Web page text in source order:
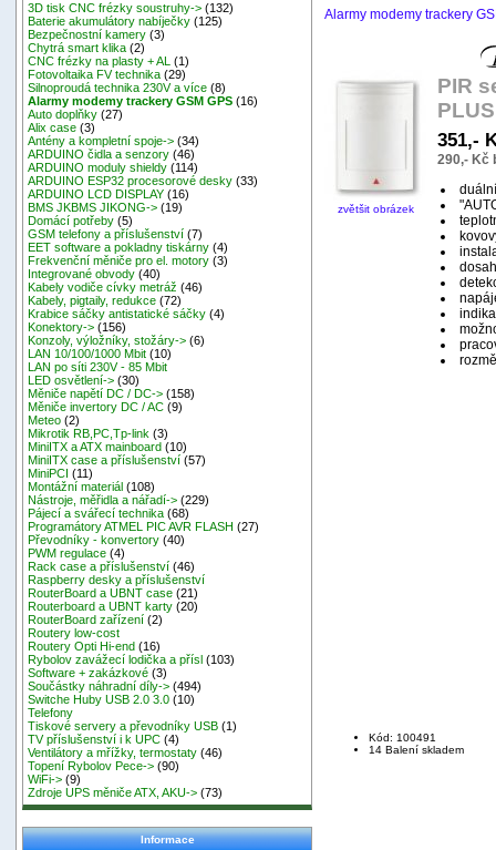
3D tisk CNC frézky soustruhy-> (132)
Baterie akumulátory nabíječky (125)
Bezpečnostní kamery (3)
Chytrá smart klika (2)
CNC frézky na plasty + AL
(1)
Fotovoltaika FV technika (29)
Silnoproudá technika 230V a více (8)
Alarmy modemy trackery GSM GPS (16)
Auto doplňky (27)
Alix case (3)
Antény a kompletní spoje-> (34)
ARDUINO čidla a senzory (46)
ARDUINO moduly shieldy (114)
ARDUINO ESP32 procesorové desky (33)
ARDUINO LCD DISPLAY (16)
BMS JKBMS JIKONG-> (19)
Domácí potřeby (5)
GSM telefony a příslušenství (7)
EET software a pokladny tiskárny (4)
Frekvenční měniče pro el. motory (3)
Integrované obvody (40)
Kabely vodiče cívky metráž (46)
Kabely, pigtaily, redukce (72)
Krabice sáčky antistatické sáčky (4)
Konektory-> (156)
Konzoly, výložníky, stožáry-> (6)
LAN 10/100/1000 Mbit (10)
LAN po síti 230V - 85 Mbit
LED osvětlení-> (30)
Měniče napětí DC / DC-> (158)
Měniče invertory DC / AC (9)
Meteo (2)
Mikrotik RB,PC,Tp-link (3)
MiniITX a ATX mainboard (10)
MiniITX case a příslušenství (57)
MiniPCI (11)
Montážní materiál (108)
Nástroje, měřidla a nářadí-> (229)
Pájecí a svářecí technika (68)
Programátory ATMEL PIC AVR FLASH (27)
Převodníky - konvertory (40)
PWM regulace (4)
Rack case a příslušenství (46)
Raspberry desky a příslušenství
RouterBoard a UBNT case (21)
Routerboard a UBNT karty (20)
RouterBoard zařízení (2)
Routery low-cost
Routery Opti Hi-end (16)
Rybolov zavážecí lodička a přísl (103)
Software + zakázkové (3)
Součástky náhradní díly-> (494)
Switche Huby USB 2.0 3.0 (10)
Telefony
Tiskové servery a převodníky USB (1)
TV příslušenství i k UPC (4)
Ventilátory a mřížky, termostaty (46)
Topení Rybolov Pece-> (90)
WiFi-> (9)
Zdroje UPS měniče ATX, AKU-> (73)
Informace
Alarmy modemy trackery
zvětšit obrázek
PIR
PLUS
351,-
290,- Kč
Kód: 100491
14 Balení skladem